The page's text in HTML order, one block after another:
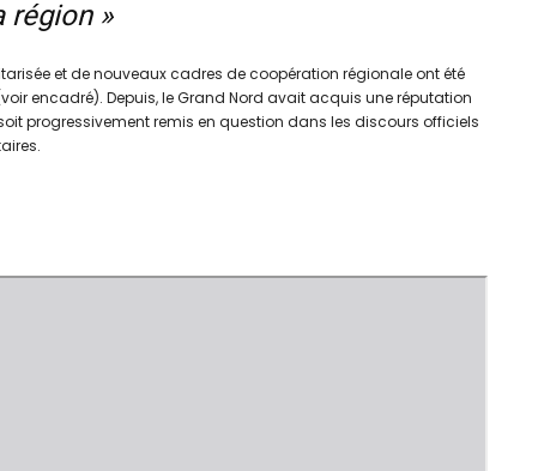
région »
et de nouveaux cadres de coopération régionale ont été
encadré). Depuis, le Grand Nord avait acquis une réputation
progressivement remis en question dans les discours officiels